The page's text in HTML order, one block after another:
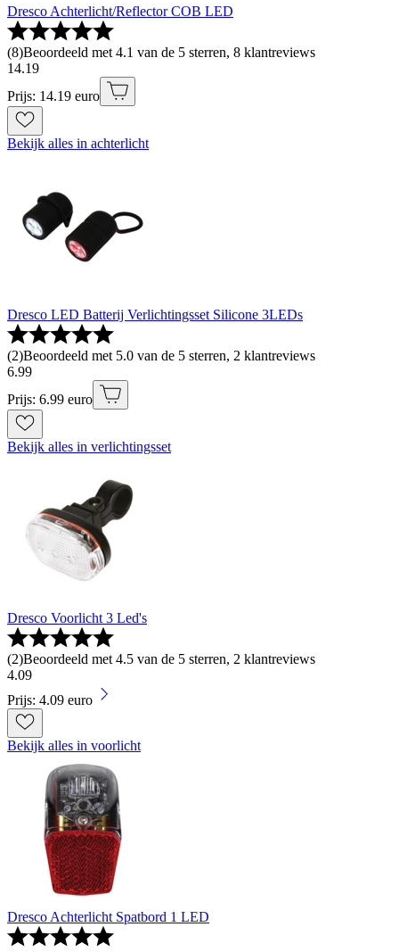
Dresco Achterlicht/Reflector COB LED
(8)Beoordeeld met 4.1 van de 5 sterren, 8 klantreviews
14.19
Prijs: 14.19 euro
Bekijk alles in achterlicht
Dresco LED Batterij Verlichtingsset Silicone 3LEDs
(2)Beoordeeld met 5.0 van de 5 sterren, 2 klantreviews
6.99
Prijs: 6.99 euro
Bekijk alles in verlichtingsset
Dresco Voorlicht 3 Led's
(2)Beoordeeld met 4.5 van de 5 sterren, 2 klantreviews
4.09
Prijs: 4.09 euro
Bekijk alles in voorlicht
Dresco Achterlicht Spatbord 1 LED